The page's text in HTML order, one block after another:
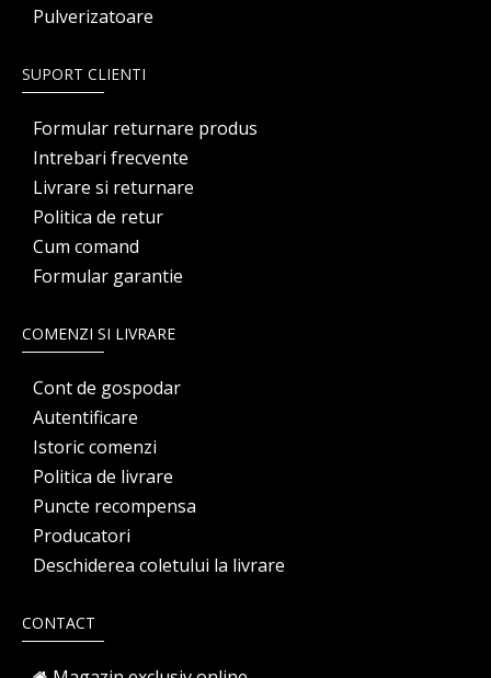
Pulverizatoare
SUPORT CLIENTI
Formular returnare produs
Intrebari frecvente
Livrare si returnare
Politica de retur
Cum comand
Formular garantie
COMENZI SI LIVRARE
Cont de gospodar
Autentificare
Istoric comenzi
Politica de livrare
Puncte recompensa
Producatori
Deschiderea coletului la livrare
CONTACT